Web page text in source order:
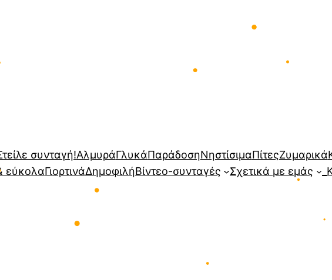
συνταγή!ΑλμυράΓλυκάΠαράδοσηΝηστίσιμαΠίτεςΖυμαρικά
εύκολαΓιορτινάΔημοφιλήΒίντεο-συνταγές Σχετικά με εμάς